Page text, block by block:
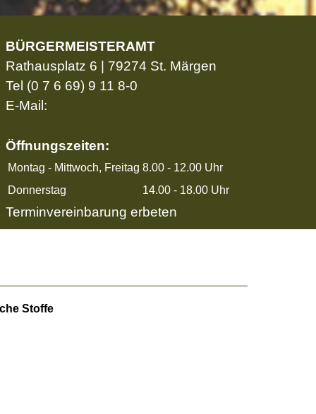
BÜRGERMEISTERAMT
Rathausplatz 6 | 79274 St. Märgen
Tel (0 7 6 69) 9 11 8-0
E-Mail:
Öffnungszeiten:
Montag - Mittwoch, Freitag 8.00 - 12.00 Uhr
Donnerstag
14.00 - 18.00 Uhr
Terminvereinbarung erbeten
Stoffe